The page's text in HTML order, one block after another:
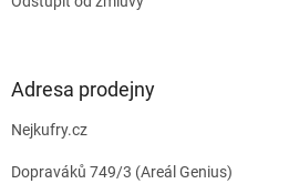
Adresa prodejny
Nejkufry.cz
Dopraváků 749/3 (Areál Genius)